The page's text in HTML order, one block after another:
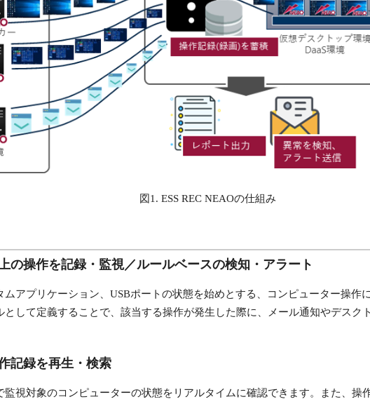
図1. ESS REC NEAOの仕組み
の操作を記録・監視／ルールベースの検知・アラート
アプリケーション、USBポートの状態を始めとする、コンピューター操作
して定義することで、該当する操作が発生した際に、メール通知やデスク
記録を再生・検索
視対象のコンピューターの状態をリアルタイムに確認できます。また、操